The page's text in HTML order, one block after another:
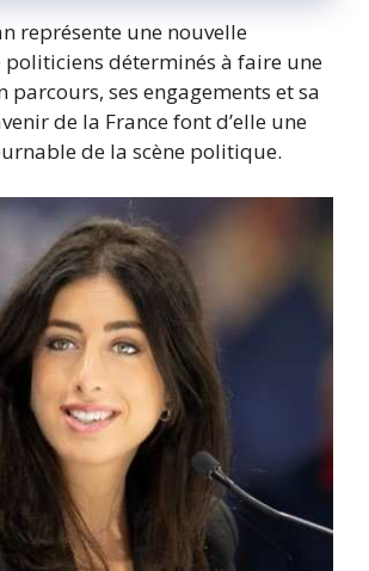
représente une nouvelle
politiciens déterminés à faire une
parcours, ses engagements et sa
de la France font d’elle une
de la scène politique.